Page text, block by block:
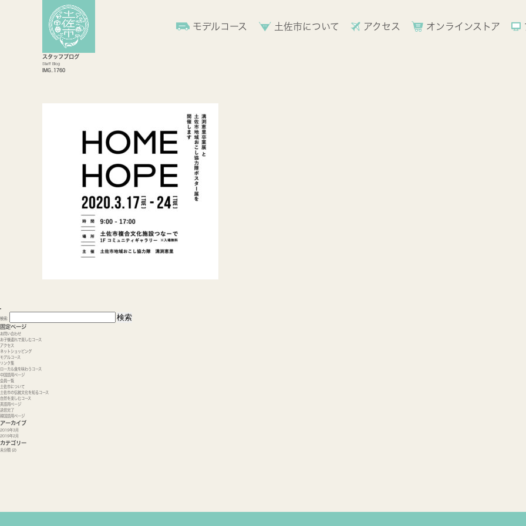
モデルコース 土佐市について アクセス オンラインストア
スタッフブログ
Staff Blog
IMG_1760
検索:
固定ページ
お問い合わせ
お子様連れで楽しむコース
アクセス
ネットショッピング
モデルコース
リンク集
ローカル食を味わうコース
中国語用ページ
会員一覧
土佐市について
土佐市の伝統文化を知るコース
自然を楽しむコース
英語用ページ
送信完了
韓国語用ページ
アーカイブ
2019年3月
2019年2月
カテゴリー
未分類 (2)